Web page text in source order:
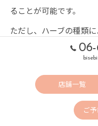
ることが可能です。
ただし、ハーブの種類
に適さない場合もある
じて選ぶことが重要で
心して取り入れられる
エステ終了後の美肌
エステ施術後も美肌効
店舗一覧
ご